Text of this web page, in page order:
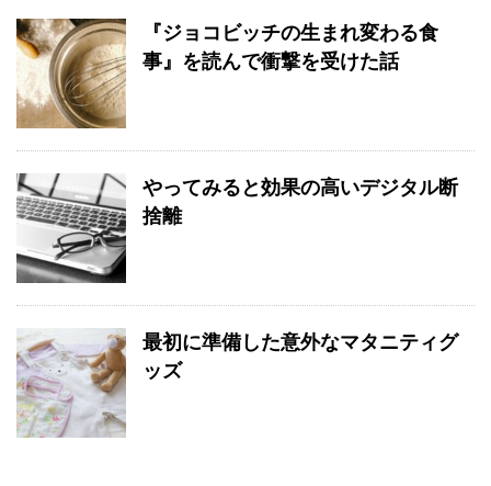
『ジョコビッチの生まれ変わる食
事』を読んで衝撃を受けた話
やってみると効果の高いデジタル断
捨離
最初に準備した意外なマタニティグ
ッズ